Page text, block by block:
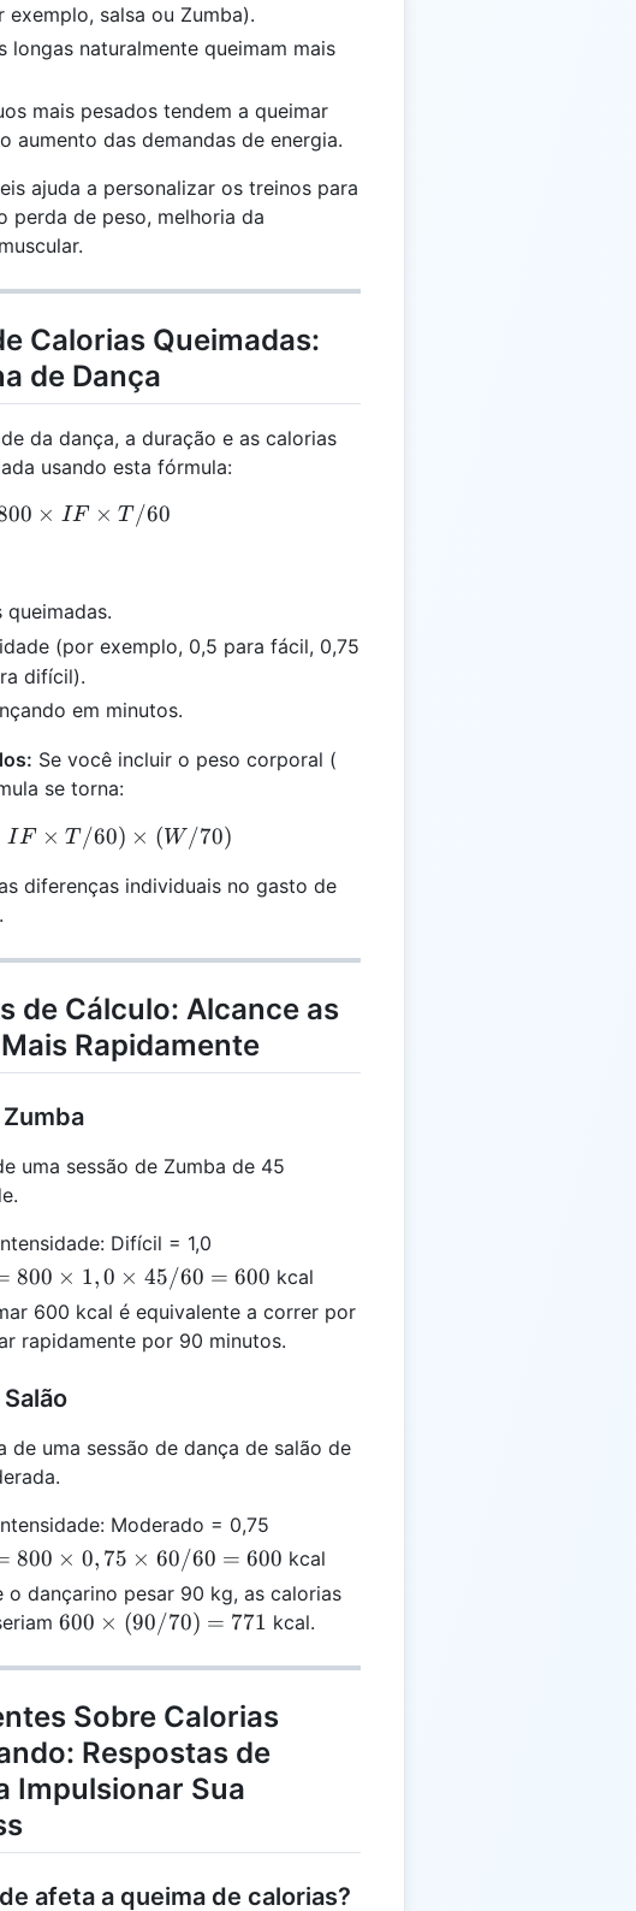
salsa ou Zumba).
longas naturalmente queimam mais
mais pesados tendem a queimar
aumento das demandas de energia.
ajuda a personalizar os treinos para
perda de peso, melhoria da
Calorias Queimadas:
de Dança
da dança, a duração e as calorias
usando esta fórmula:
C = 800 \times IF \times T / 60
× IF × T /60
(por exemplo, 0,5 para fácil, 0,75
difícil).
em minutos.
Se você incluir o peso corporal (
se torna:
C = (800 \times IF \times T / 60) \times (W / 70)
IF × T/60) × (W /70)
diferenças individuais no gasto de
de Cálculo: Alcance as
Rapidamente
uma sessão de Zumba de 45
Difícil = 1,0
800 × 1,0 × 45/60 = 600 kcal
600 kcal é equivalente a correr por
rapidamente por 90 minutos.
de uma sessão de dança de salão de
Moderado = 0,75
800 × 0, 75 × 60/60 = 600 kcal
o dançarino pesar 90 kg, as calorias
600
(90 /
70) =
771
600 × (90/70) = 771 kcal.
Sobre Calorias
Respostas de
Impulsionar Sua
afeta a queima de calorias?